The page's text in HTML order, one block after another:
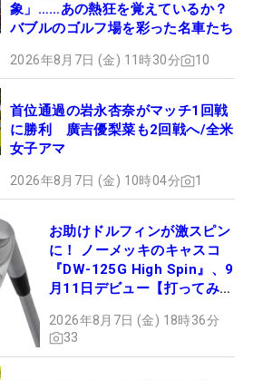
象」……あの熱狂を覚えているか？
バブルのゴルフ場を彩った名車たち
2026年8月7日 (金) 11時30分 10
首位通過の岩永杏奈がマッチ1回戦
に勝利 廣吉優梨菜も2回戦へ/全米
女子アマ
2026年8月7日 (金) 10時04分 1
お助けドルフィンが激スピン
に！ ノーメッキのキャスコ
『DW-125G High Spin』、9
月11日デビュー【打ってみ
2026年8月7日 (金) 18時36分
33